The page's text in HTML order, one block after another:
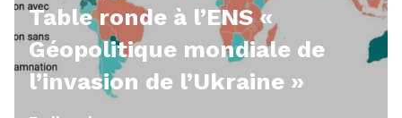
Table ronde à l’ENS «
Géopolitique mondiale de
l’invasion de l’Ukraine »